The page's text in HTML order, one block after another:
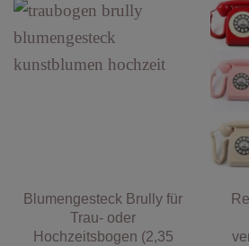
Blumengesteck Brully für
Trau- oder
Hochzeitsbogen (2,35